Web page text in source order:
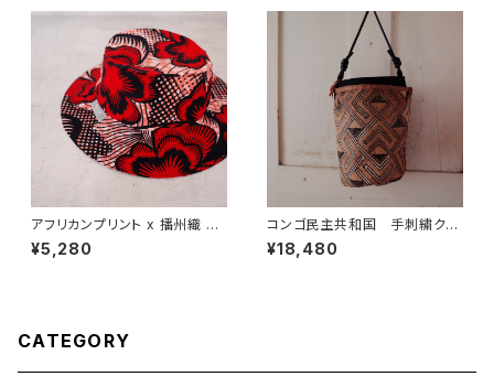
アフリカンプリント x 播州織 サ
ファリハット
¥5,280
コンゴ民主共和国 手刺繍クバ
クロス ショルダーバッグ 大
¥18,480
CATEGORY